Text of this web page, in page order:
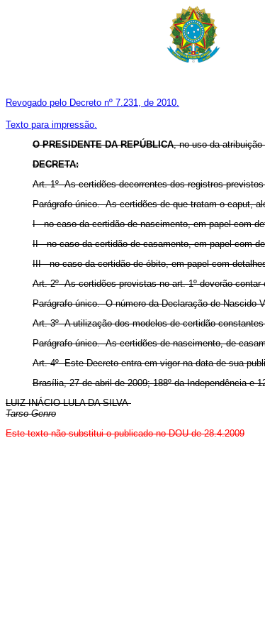
Revogado pelo Decreto nº 7.231, de 2010.
Texto para impressão.
O PRESIDENTE DA REPÚBLICA, no uso da
DECRETA:
Art. 1ºAs certidões decorrentes dos registros
Parágrafo único. As certidões de que tratam o caput,
I - no caso da certidão de nascimento, em papel com
II - no caso da certidão de casamento, em papel com
III - no caso da certidão de óbito, em papel com
Art. 2ºAs certidões previstas no art. 1ºdeverão contar
Parágrafo único. O número da Declaração de Nascido
Art. 3ºA utilização dos modelos de certidão
Parágrafo único. As certidões de nascimento, de
Art. 4ºEste Decreto entra em vigor na data de sua
Brasília, 27 de abril de 2009; 188ºda Independência e
LUIZ INÁCIO LULA DA SILVA
Tarso Genro
Estetexto não substitui o publicado no DOU de 28.4.2009